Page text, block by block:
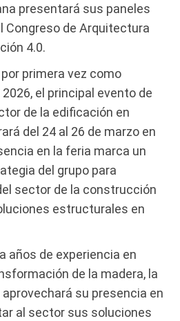
presentará sus paneles
Congreso de Arquitectura
4.0.
primera vez como
2026, el principal evento de
de la edificación en
del 24 al 26 de marzo en
en la feria marca un
del grupo para
sector de la construcción
estructurales en
años de experiencia en
de la madera, la
su presencia en
al sector sus soluciones